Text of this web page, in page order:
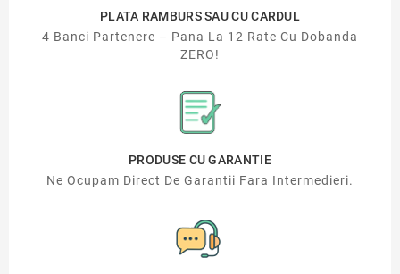
PLATA RAMBURS SAU CU CARDUL
4 Banci Partenere – Pana La 12 Rate Cu Dobanda
ZERO!
PRODUSE CU GARANTIE
Ne Ocupam Direct De Garantii Fara Intermedieri.